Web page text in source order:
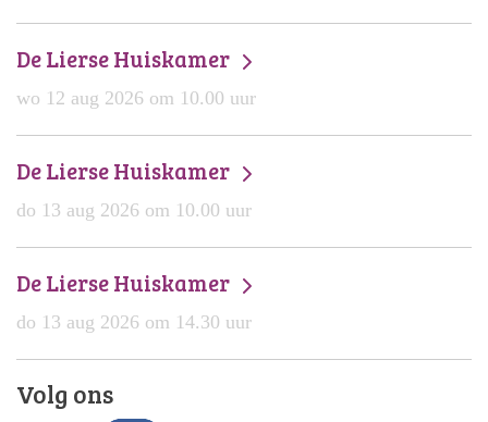
De Lierse Huiskamer
wo 12 aug 2026 om 10.00 uur
De Lierse Huiskamer
do 13 aug 2026 om 10.00 uur
De Lierse Huiskamer
do 13 aug 2026 om 14.30 uur
Volg ons